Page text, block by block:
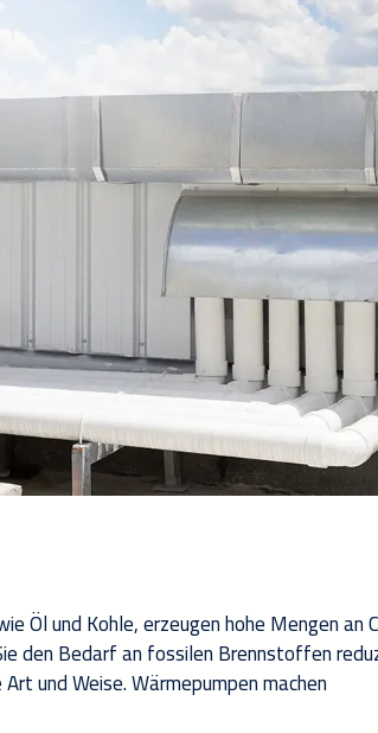
Öl und Kohle,erzeugen hohe Mengen an
denBedarf an fossilen Brennstoffen
Art undWeise.Wärmepumpen machen